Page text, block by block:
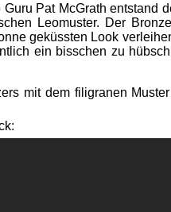
Pat McGrath entstand
Leomuster. Der
geküssten Look
ein bisschen zu
mit dem filigranen